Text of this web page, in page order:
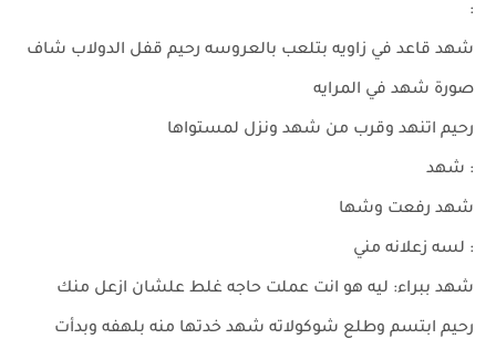
:
شهد قاعد في زاويه بتلعب بالعروسه رحيم قفل الدولاب شاف
صورة شهد في المرايه
رحيم اتنهد وقرب من شهد ونزل لمستواها
: شهد
شهد رفعت وشها
: لسه زعلانه مني
شهد ببراء: ليه هو انت عملت حاجه غلط علشان ازعل منك
رحيم ابتسم وطلع شوكولاته شهد خدتها منه بلهفه وبدأت